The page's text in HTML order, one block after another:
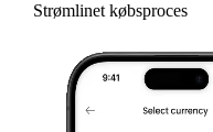
Strømlinet købsproces